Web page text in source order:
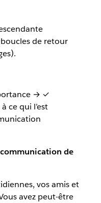
de retour
→ ✓
ce qui l’est
communication de
vos amis et
avez peut-être